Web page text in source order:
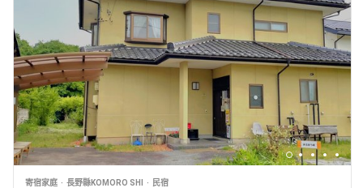
寄宿家庭 長野縣KOMORO SHI 民宿